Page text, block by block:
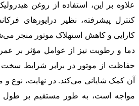
علاوه بر این، استفاده از روغن
کنترل پیشرفته، نظیر درایورهای
کارایی و کاهش استهلاک موتور منجر
دما و رطوبت نیز از عوامل مؤثر بر
حفاظت از موتور در برابر شرایط
آن کمک شایانی می‌کند. در نهایت، نوع و
مواجه است، به طور مستقیم بر طول